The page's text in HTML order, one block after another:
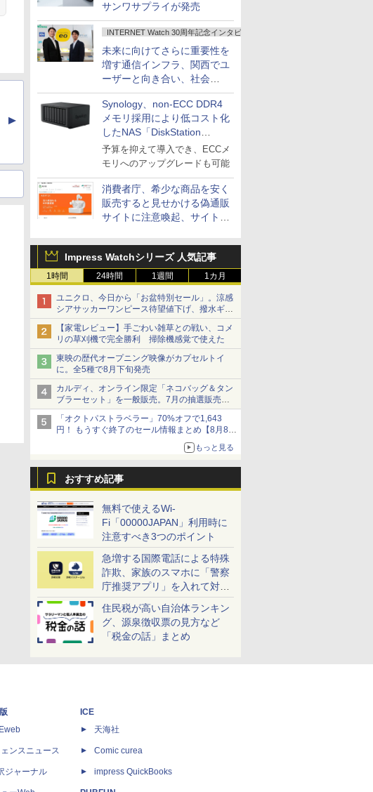
サンワサプライが発売
INTERNET Watch 30周年記念インタビュー
未来に向けてさらに重要性を
増す通信インフラ、関西でユ
ーザーと向き合い、社会
の“あたらしい”を起動し続け
る～オプテージ
Synology、non-ECC DDR4
メモリ採用により低コスト化
したNAS「DiskStation
neo+」シリーズ
予算を抑えて導入でき、ECCメ
モリへのアップグレードも可能
消費者庁、希少な商品を安く
販売すると見せかける偽通販
サイトに注意喚起、サイト名
Impress Watchシリーズ 人気記事
1時間 24時間 1週間 1カ月
ユニクロ、今日から「お盆特別セール」。涼感
シアサッカーワンピース待望値下げ、撥水ギア
ショーツは1990円に
【家電レビュー】手ごわい雑草との戦い、コメ
リの草刈機で完全勝利 掃除機感覚で使えた
東映の歴代オープニング映像がカプセルトイ
に。全5種で8月下旬発売
カルディ、オンライン限定「ネコバッグ＆タン
ブラーセット」を一般販売。7月の抽選販売の
当選無効分
「オクトパストラベラー」70%オフで1,643
円！ もうすぐ終了のセール情報まとめ【8月8日
ニンテンドーeショップでは「大神 絶景版」が
もっと見る
おすすめ記事
無料で使えるWi-
Fi「00000JAPAN」利用時に
注意すべき3つのポイント
急増する国際電話による特殊
詐欺、家族のスマホに「警察
庁推奨アプリ」を入れて対策
しよう！
住民税が高い自治体ランキン
グ、源泉徴収票の見方など
「税金の話」まとめ
▲
ンスニュース
ジャーナル
ICE
天海社
Comic curea
impress QuickBooks